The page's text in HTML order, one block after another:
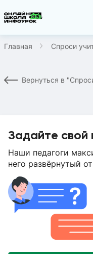
Главная Спроси
Вернуться в
Задайте свой
Наши педагоги
него развёрнутый